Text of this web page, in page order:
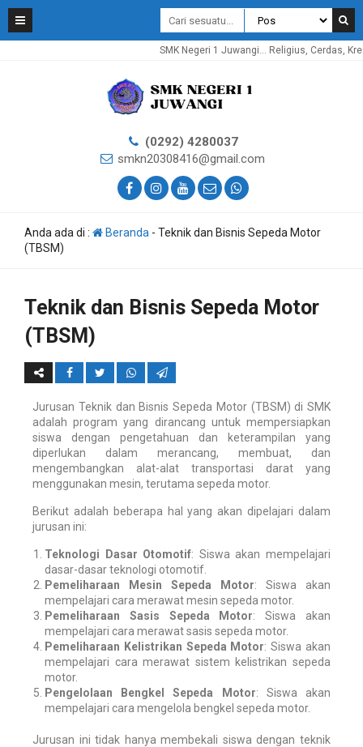
SMK Negeri 1 Juwangi... Religius, Cerdas,
(0292) 4280037
smkn20308416@gmail.com
Anda ada di : Beranda - Teknik dan Bisnis Sepeda Motor
(TBSM)
Teknik dan Bisnis Sepeda Motor
(TBSM)
Jurusan Teknik dan Bisnis Sepeda Motor (TBSM) di SMK
adalah program yang dirancang untuk mempersiapkan
siswa dengan pengetahuan dan keterampilan yang
diperlukan dalam merancang, membuat, dan
mengembangkan alat-alat transportasi darat yang
menggunakan mesin, terutama sepeda motor.
Berikut adalah beberapa hal yang akan dipelajari dalam
jurusan ini:
Teknologi Dasar Otomotif: Siswa akan mempelajari
dasar-dasar teknologi otomotif.
Pemeliharaan Mesin Sepeda Motor: Siswa akan
mempelajari cara merawat mesin sepeda motor.
Pemeliharaan Sasis Sepeda Motor: Siswa akan
mempelajari cara merawat sasis sepeda motor.
Pemeliharaan Kelistrikan Sepeda Motor: Siswa akan
mempelajari cara merawat sistem kelistrikan sepeda
motor.
Pengelolaan Bengkel Sepeda Motor: Siswa akan
mempelajari cara mengelola bengkel sepeda motor.
Jurusan ini tidak hanya membekali siswa dengan teknik